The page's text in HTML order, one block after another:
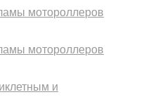
мотороллеров
мотороллеров
и